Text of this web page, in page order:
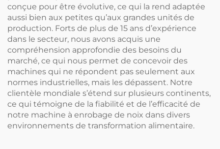
conçue pour être évolutive, ce qui la rend adaptée
aussi bien aux petites qu’aux grandes unités de
production. Forts de plus de 15 ans d’expérience
dans le secteur, nous avons acquis une
compréhension approfondie des besoins du
marché, ce qui nous permet de concevoir des
machines qui ne répondent pas seulement aux
normes industrielles, mais les dépassent. Notre
clientèle mondiale s’étend sur plusieurs continents,
ce qui témoigne de la fiabilité et de l’efficacité de
notre machine à enrobage de noix dans divers
environnements de transformation alimentaire.